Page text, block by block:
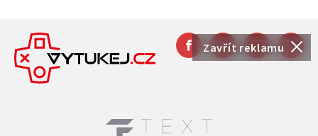
Zavřít reklamu